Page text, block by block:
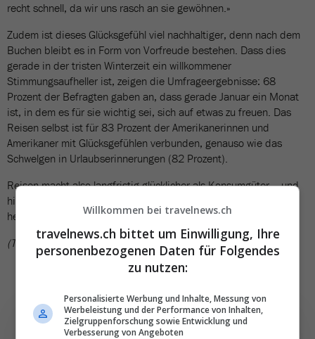
recht schnell, da wir uns rasch an sie gewöhnen.»
Zudem ist dieses Glücksgefühl viel nachhaltiger, denn nach dem
Buchen bleibt es in Form von Vorfreude bestehen. Dass dies
gerade in der tristen Winterzeit ein willkommener
Stimmungsaufheller ist, zeigen die Umfrageergebnisse: 68
Prozent der Befragten gaben an, dass gerade Januar ein Monat
ist, in dem es für sie wichtig sei, sich auf etwas zu freuen. Das
Reisen selbst ist für 83 Prozent der Amerikanerinnen und
Amerikaner mit Glücksgefühlen verbunden, genauso wie das
Schwelgen in Urlaubserinnerungen (82 Prozent).
Reisen macht also langfristig glücklicher als Konsumgüter – und
hilft besonders in der dunklen Jahreszeit, die Stimmung zu
heben.
(TN)
Willkommen bei travelnews.ch
travelnews.ch bittet um Einwilligung, Ihre
personenbezogenen Daten für Folgendes
zu nutzen:
Personalisierte Werbung und Inhalte, Messung von
Werbeleistung und der Performance von Inhalten,
Zielgruppenforschung sowie Entwicklung und
Verbesserung von Angeboten